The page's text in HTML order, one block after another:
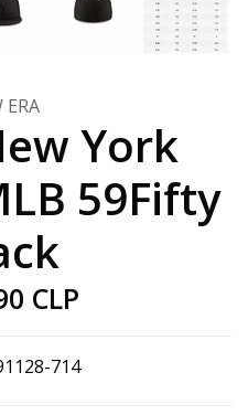
ERA
York
59Fifty
CLP
714